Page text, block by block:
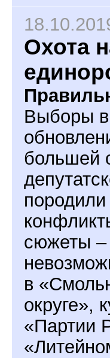
Охота
Выборы
большей
сюжеты –
в
округе»,
«Партии